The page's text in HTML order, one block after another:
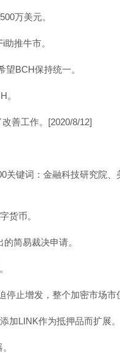
万美元。
推牛市。
BCH保持统一。
。
善工作。[2020/8/12]
键词：金融科技研究院、
货币。
简易裁决申请。
止增发，整个加密市场市
加LINK作为抵押品而扩展。